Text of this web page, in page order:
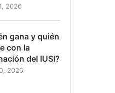
2026
gana y quién
con la
del IUSI?
2026